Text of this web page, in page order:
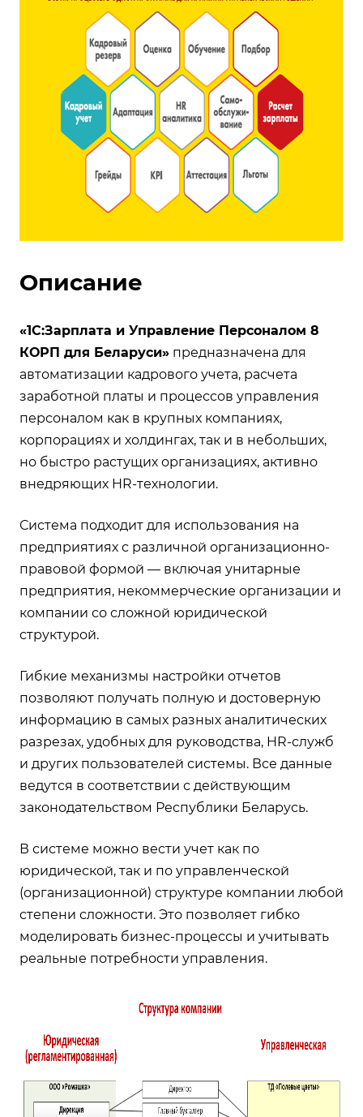
Описание
«1С:Зарплата и Управление Персоналом 8
КОРП для Беларуси» предназначена для
автоматизации кадрового учета, расчета
заработной платы и процессов управления
персоналом как в крупных компаниях,
корпорациях и холдингах, так и в небольших,
но быстро растущих организациях, активно
внедряющих HR-технологии.
Система подходит для использования на
предприятиях с различной организационно-
правовой формой — включая унитарные
предприятия, некоммерческие организации и
компании со сложной юридической
структурой.
Гибкие механизмы настройки отчетов
позволяют получать полную и достоверную
информацию в самых разных аналитических
разрезах, удобных для руководства, HR-служб
и других пользователей системы. Все данные
ведутся в соответствии с действующим
законодательством Республики Беларусь.
В системе можно вести учет как по
юридической, так и по управленческой
(организационной) структуре компании любой
степени сложности. Это позволяет гибко
моделировать бизнес-процессы и учитывать
реальные потребности управления.